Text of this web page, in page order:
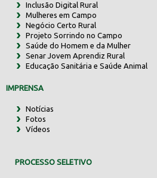
Inclusão Digital Rural
Mulheres em Campo
Negócio Certo Rural
Projeto Sorrindo no Campo
Saúde do Homem e da Mulher
Senar Jovem Aprendiz Rural
Educação Sanitária e Saúde Animal
IMPRENSA
Notícias
Fotos
Vídeos
PROCESSO SELETIVO